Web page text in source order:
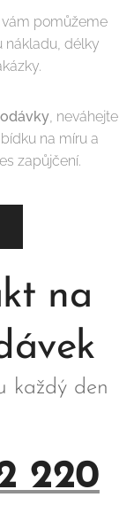
pomůžeme
nákladu, délky
, neváhejte
na míru a
zapůjčení.
na
každý den
220